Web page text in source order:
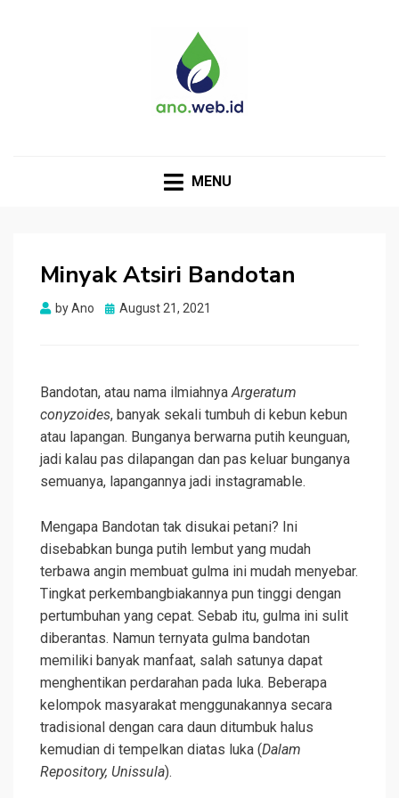
MENU
Minyak Atsiri Bandotan
byAno
Posted
August 21, 2021
Bandotan, atau nama ilmiahnyaArgeratum
conyzoides, banyak sekali tumbuh di kebun kebun
atau lapangan. Bunganya berwarna putih keunguan,
jadi kalau pas dilapangan dan pas keluar bunganya
semuanya, lapangannya jadi instagramable.
Mengapa Bandotan tak disukai petani? Ini
disebabkan bunga putih lembut yang mudah
terbawa angin membuat gulma ini mudah menyebar.
Tingkat perkembangbiakannya pun tinggi dengan
pertumbuhan yang cepat. Sebab itu, gulma ini sulit
diberantas. Namun ternyata gulma bandotan
memiliki banyak manfaat, salah satunya dapat
menghentikan perdarahan pada luka. Beberapa
kelompok masyarakat menggunakannya secara
tradisional dengan cara daun ditumbuk halus
kemudian di tempelkan diatas luka (Dalam
Repository, Unissula).